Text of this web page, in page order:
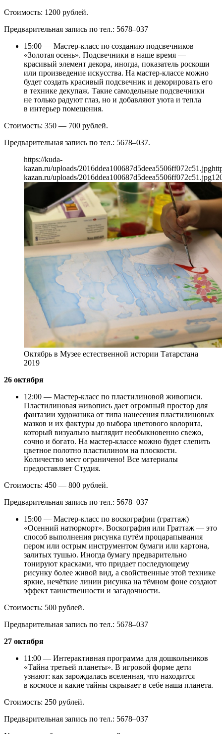
Стоимость: 1200 рублей.
Предварительная запись по тел.: 5678–037
15:00 — Мастер-класс по созданию подсвечников
«Золотая осень». Подсвечники в наше время —
красивый элемент декора, иногда, показатель роскоши
или произведение искусства. На мастер-классе можно
будет создать красивый подсвечник и декорировать его
в технике декупаж. Такие самодельные подсвечники
не только радуют глаз, но и добавляют уюта и тепла
в интерьер помещения.
Стоимость: 350 — 700 рублей.
Предварительная запись по тел.: 5678–037.
https://kuda-
kazan.ru/uploads/2016ddea100687d5deea5506ff072c51.jpg
kazan.ru/uploads/2016ddea100687d5deea5506ff072c51.jpg
Октябрь в Музее естественной истории Татарстана
2019
26 октября
12:00 — Мастер-класс по пластилиновой живописи.
Пластилиновая живопись дает огромный простор для
фантазии художника от типа нанесения пластилиновых
мазков и их фактуры до выбора цветового колорита,
который визуально выглядит необыкновенно свежо,
сочно и богато. На мастер-классе можно будет слепить
цветное полотно пластилином на плоскости.
Количество мест ограничено! Все материалы
предоставляет Студия.
Стоимость: 450 — 800 рублей.
Предварительная запись по тел.: 5678–037
15:00 — Мастер-класс по воскографии (граттаж)
«Осенний натюрморт». Воскография или Граттаж — это
способ выполнения рисунка путём процарапывания
пером или острым инструментом бумаги или картона,
залитых тушью. Иногда бумагу предварительно
тонируют красками, что придает последующему
рисунку более живой вид, а свойственные этой технике
яркие, нечёткие линии рисунка на тёмном фоне создают
эффект таинственности и загадочности.
Стоимость: 500 рублей.
Предварительная запись по тел.: 5678–037
27 октября
11:00 — Интерактивная программа для дошкольников
«Тайна третьей планеты». В игровой форме дети
узнают: как зарождалась вселенная, что находится
в космосе и какие тайны скрывает в себе наша планета.
Стоимость: 250 рублей.
Предварительная запись по тел.: 5678–037